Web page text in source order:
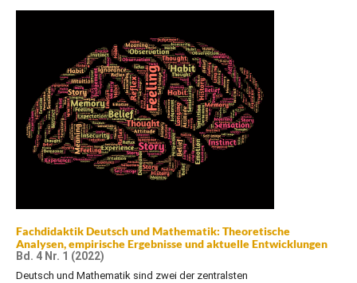
Fachdidaktik Deutsch und Mathematik: Theoretische
Analysen, empirische Ergebnisse und aktuelle Entwicklungen
Bd. 4 Nr. 1 (2022)
Deutsch und Mathematik sind zwei der zentralsten